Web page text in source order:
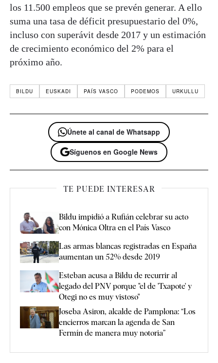
los 11.500 empleos que se prevén generar. A ello
suma una tasa de déficit presupuestario del 0%,
incluso con superávit desde 2017 y un estimación
de crecimiento económico del 2% para el
próximo año.
BILDU EUSKADI PAÍS VASCO PODEMOS URKULLU
Únete al canal de Whatsapp
Síguenos en Google News
TE PUEDE INTERESAR
Bildu impidió a Rufián celebrar su acto
con Mónica Oltra en el País Vasco
Las armas blancas registradas en España
aumentan un 52% desde 2019
Esteban acusa a Bildu de recurrir al
legado del PNV porque "el de 'Txapote' y
Otegi no es muy vistoso"
Joseba Asiron, alcalde de Pamplona: “Los
encierros marcan la agenda de San
Fermín de manera muy notoria”